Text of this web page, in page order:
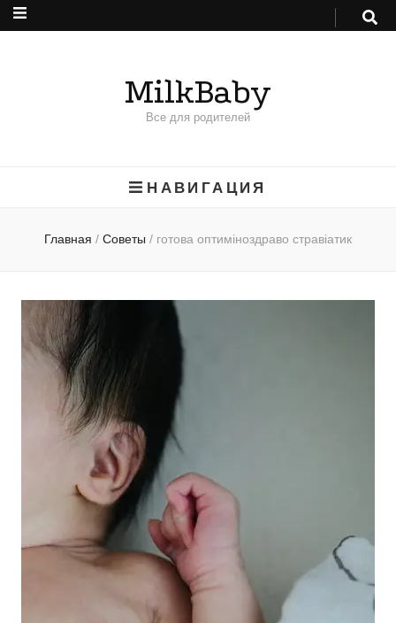
MilkBaby
Все для родителей
НАВИГАЦИЯ
Главная / Советы / готова оптиміноздраво стравіатик